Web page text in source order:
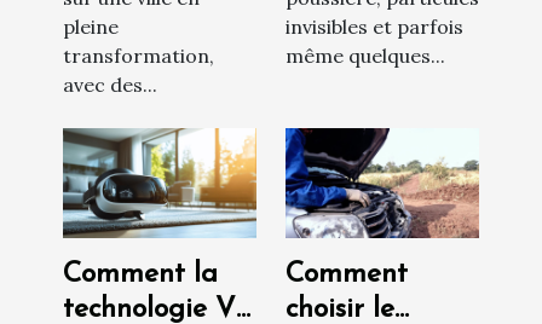
pleine
transformation,
avec des...
invisibles et parfois
même quelques...
Comment la
technologie VR
Comment
choisir le